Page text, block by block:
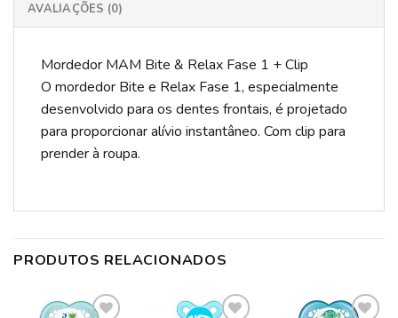
AVALIAÇÕES (0)
Mordedor MAM Bite & Relax Fase 1 + Clip
O mordedor Bite e Relax Fase 1, especialmente
desenvolvido para os dentes frontais, é projetado
para proporcionar alívio instantâneo. Com clip para
prender à roupa.
PRODUTOS RELACIONADOS